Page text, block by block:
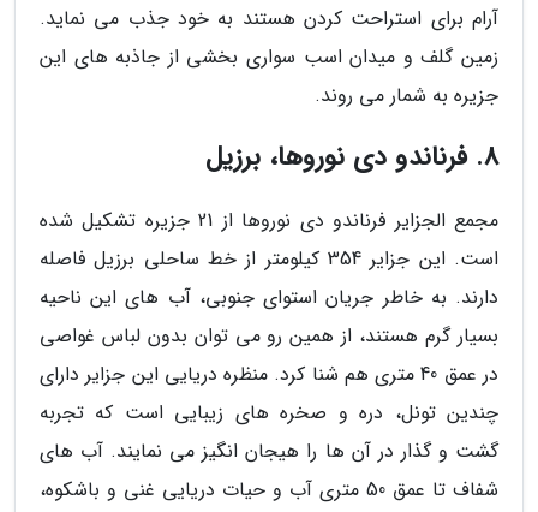
آرام برای استراحت کردن هستند به خود جذب می نماید.
زمین گلف و میدان اسب سواری بخشی از جاذبه های این
جزیره به شمار می روند.
8. فرناندو دی نوروها، برزیل
مجمع الجزایر فرناندو دی نوروها از 21 جزیره تشکیل شده
است. این جزایر 354 کیلومتر از خط ساحلی برزیل فاصله
دارند. به خاطر جریان استوای جنوبی، آب های این ناحیه
بسیار گرم هستند، از همین رو می توان بدون لباس غواصی
در عمق 40 متری هم شنا کرد. منظره دریایی این جزایر دارای
چندین تونل، دره و صخره های زیبایی است که تجربه
گشت و گذار در آن ها را هیجان انگیز می نمایند. آب های
شفاف تا عمق 50 متری آب و حیات دریایی غنی و باشکوه،